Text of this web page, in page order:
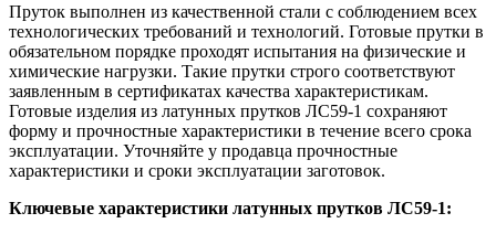
Пруток выполнен из качественной стали с соблюдением всех
технологических требований и технологий. Готовые прутки в
обязательном порядке проходят испытания на физические и
химические нагрузки. Такие прутки строго соответствуют
заявленным в сертификатах качества характеристикам.
Готовые изделия из латунных прутков ЛС59-1 сохраняют
форму и прочностные характеристики в течение всего срока
эксплуатации. Уточняйте у продавца прочностные
характеристики и сроки эксплуатации заготовок.
Ключевые характеристики латунных прутков ЛС59-1: